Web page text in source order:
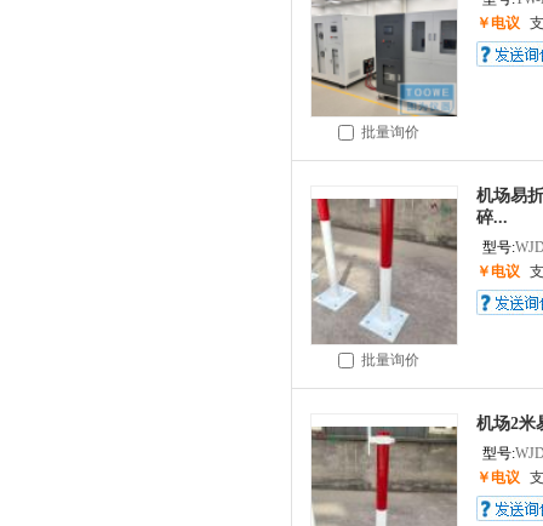
批量询价
￥电议
批量询价
机场易
碎...
型号:
￥电议
机场2米
型号:
￥电议